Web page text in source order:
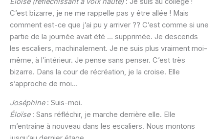
C’est bizarre, je ne me rappelle pas y être allée ! Mais
comment est-ce que j’ai pu y arriver ?? C’est comme si une
partie de la journée avait été … supprimée. Je descends
les escaliers, machinalement. Je ne suis plus vraiment moi-
même, à l’intérieur. Je pense sans penser. C’est très
bizarre. Dans la cour de récréation, je la croise. Elle
s’approche de moi…
Joséphine: Suis-moi.
Éloïse: Sans réfléchir, je marche derrière elle. Elle
m’entraine à nouveau dans les escaliers. Nous montons